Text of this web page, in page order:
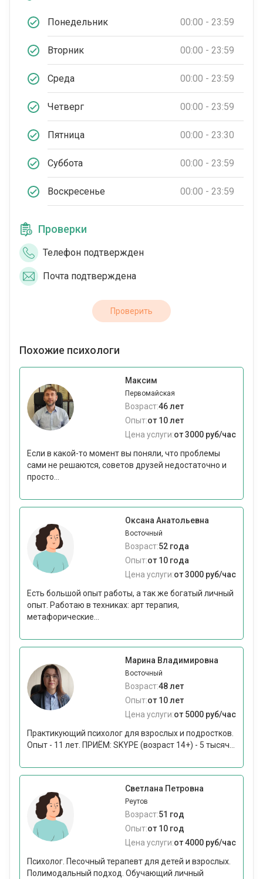
Понедельник 00:00 - 23:59
Вторник 00:00 - 23:59
Среда 00:00 - 23:59
Четверг 00:00 - 23:59
Пятница 00:00 - 23:30
Суббота 00:00 - 23:59
Воскресенье 00:00 - 23:59
Проверки
Телефон подтвержден
Почта подтверждена
Проверить
Похожие психологи
Максим
Первомайская
Возраст:46 лет
Опыт:от 10 лет
Цена услуги:от 3000 руб/час
Если в какой-то момент вы поняли, что проблемы
сами не решаются, советов друзей недостаточно и
просто...
Оксана Анатольевна
Восточный
Возраст:52 года
Опыт:от 10 года
Цена услуги:от 3000 руб/час
Есть большой опыт работы, а так же богатый личный
опыт. Работаю в техниках: арт терапия,
метафорические...
Марина Владимировна
Восточный
Возраст:48 лет
Опыт:от 10 лет
Цена услуги:от 5000 руб/час
Практикующий психолог для взрослых и подростков.
Опыт - 11 лет. ПРИЁМ: SKYPE (возраст 14+) - 5 тысяч...
Светлана Петровна
Реутов
Возраст:51 год
Опыт:от 10 год
Цена услуги:от 4000 руб/час
Психолог. Песочный терапевт для детей и взрослых.
Полимодальный подход. Обучающий личный